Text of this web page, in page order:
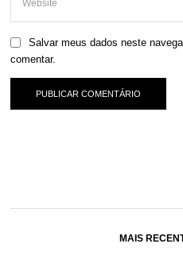
Salvar meus dados neste
comentar.
MAIS